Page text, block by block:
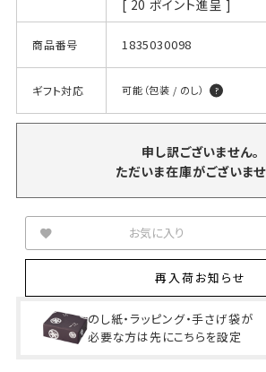
[ 20 ポイント進呈 ]
商品番号 1835030098
ギフト対応 可能（包装 / のし）
申し訳ございません。
ただいま在庫がございませ
お気に入り
再入荷お知らせ
のし紙・ラッピング・手さげ袋が
必要な方は先にこちらを設定